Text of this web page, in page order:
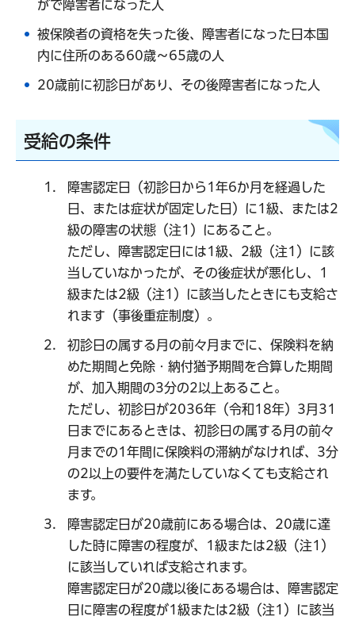
がで障害者になった人
被保険者の資格を失った後、障害者になった日本国
内に住所のある60歳～65歳の人
20歳前に初診日があり、その後障害者になった人
受給の条件
障害認定日（初診日から1年6か月を経過した
日、または症状が固定した日）に1級、または2
級の障害の状態（注1）にあること。
ただし、障害認定日には1級、2級（注1）に該
当していなかったが、その後症状が悪化し、1
級または2級（注1）に該当したときにも支給さ
れます（事後重症制度）。
初診日の属する月の前々月までに、保険料を納
めた期間と免除・納付猶予期間を合算した期間
が、加入期間の3分の2以上あること。
ただし、初診日が2036年（令和18年）3月31
日までにあるときは、初診日の属する月の前々
月までの1年間に保険料の滞納がなければ、3分
の2以上の要件を満たしていなくても支給され
ます。
障害認定日が20歳前にある場合は、20歳に達
した時に障害の程度が、1級または2級（注1）
に該当していれば支給されます。
障害認定日が20歳以後にある場合は、障害認定
日に障害の程度が1級または2級（注1）に該当